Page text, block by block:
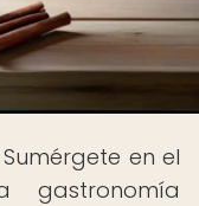
en el
gastronomía